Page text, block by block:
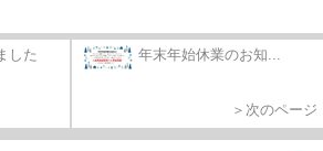
した 年末年始休業のお知...
＞次のページ